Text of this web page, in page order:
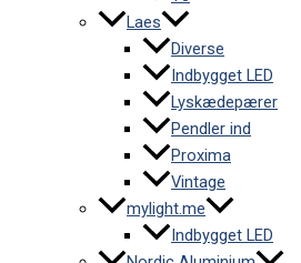
Laes
Diverse
Indbygget LED
Lyskædepærer
Pendler ind
Proxima
Vintage
mylight.me
Indbygget LED